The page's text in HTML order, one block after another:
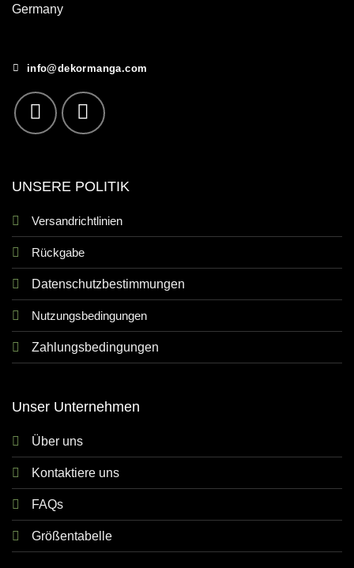
Germany
info@dekormanga.com
UNSERE POLITIK
Versandrichtlinien
Rückgabe
Datenschutzbestimmungen
Nutzungsbedingungen
Zahlungsbedingungen
Unser Unternehmen
Über uns
Kontaktiere uns
FAQs
Größentabelle